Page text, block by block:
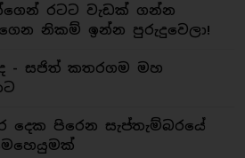
රටට වැඩක් ගන්න
නිකම් ඉන්න පුරුදුවෙලා!
- සජිත් කතරගම මහ
පිරෙන සැප්තැම්බරයේ